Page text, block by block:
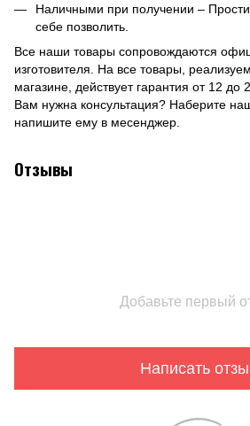
Наличными при получении –
себе позволить.
Все наши товары сопровождаются
изготовителя. На все товары,
магазине, действует гарантия от 12 до
Вам нужна консультация? Наберите
напишите ему в месенджер.
Отзывы
Добавьте первый
Написать